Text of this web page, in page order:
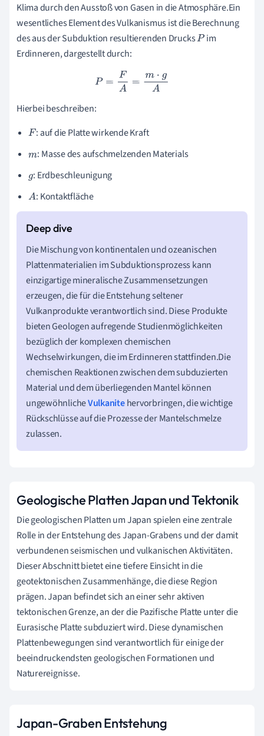
Klima durch den Ausstoß von Gasen in die Atmosphäre.Ein
wesentliches Element des Vulkanismus ist die Berechnung
des aus der Subduktion resultierenden DrucksP im
Erdinneren, dargestellt durch:
P =FA =m ⋅gA
Hierbei beschreiben:
F : auf die Platte wirkende Kraft
m: Masse des aufschmelzenden Materials
g: Erdbeschleunigung
A : Kontaktfläche
Die Mischung von kontinentalen und ozeanischen
Plattenmaterialien im Subduktionsprozess kann
einzigartige mineralische Zusammensetzungen
erzeugen, die für die Entstehung seltener
Vulkanprodukte verantwortlich sind. Diese Produkte
bieten Geologen aufregende Studienmöglichkeiten
bezüglich der komplexen chemischen
Wechselwirkungen, die im Erdinneren stattfinden.Die
chemischen Reaktionen zwischen dem subduzierten
Material und dem überliegenden Mantel können
ungewöhnlicheVulkanitehervorbringen, die wichtige
Rückschlüsse auf die Prozesse der Mantelschmelze
zulassen.
Geologische Platten Japan und Tektonik
Die geologischen Platten um Japan spielen eine zentrale
Rolle in der Entstehung des Japan-Grabens und der damit
verbundenen seismischen und vulkanischen Aktivitäten.
Dieser Abschnitt bietet eine tiefere Einsicht in die
geotektonischen Zusammenhänge, die diese Region
prägen. Japan befindet sich an einer sehr aktiven
tektonischen Grenze, an der die Pazifische Platte unter die
Eurasische Platte subduziert wird. Diese dynamischen
Plattenbewegungen sind verantwortlich für einige der
beeindruckendsten geologischen Formationen und
Naturereignisse.
Japan-Graben Entstehung